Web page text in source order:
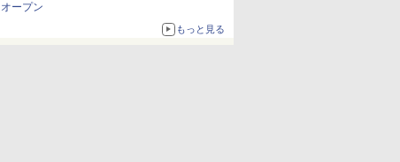
オープン
もっと見る